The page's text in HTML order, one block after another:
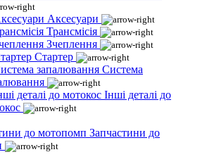
Аксесуари
Трансмісія
Зчеплення
Стартер
Система
Інші деталі до
Запчастини до